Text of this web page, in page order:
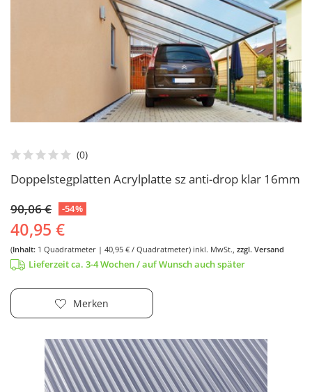
Doppelstegplatten Acrylplatte sz anti-drop klar 16mm
90,06 €
-54%
40,95 €
(Inhalt: 1 Quadratmeter | 40,95 € / Quadratmeter) inkl. MwSt., zzgl. Versand
Lieferzeit ca. 3-4 Wochen / auf Wunsch auch später
Merken